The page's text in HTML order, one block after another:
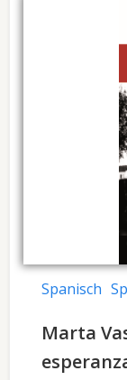
Spanisch
Marta